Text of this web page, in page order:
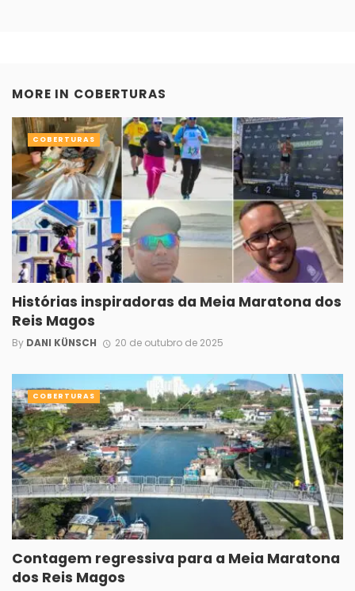
MORE IN COBERTURAS
Histórias inspiradoras da Meia Maratona dos
Reis Magos
By DANI KÜNSCH 20 de outubro de 2025
COBERTURAS
Contagem regressiva para a Meia Maratona
dos Reis Magos
COBERTURAS